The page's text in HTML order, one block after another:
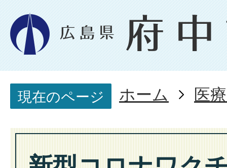
現在のページ ホーム 医